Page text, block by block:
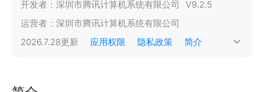
开发者： 深圳市腾讯计算机系统有限公司 V9.2.5
运营者： 深圳市腾讯计算机系统有限公司
2026.7.28更新 应用权限 隐私政策 简介